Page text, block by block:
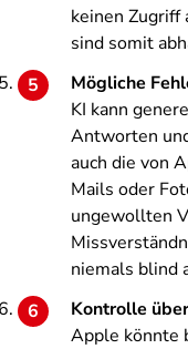
keinen Zugriff
sind somit
Mögliche
KI kann
Antworten
auch die von
Mails oder
ungewollten
niemals blind
Kontrolle
Apple könnte